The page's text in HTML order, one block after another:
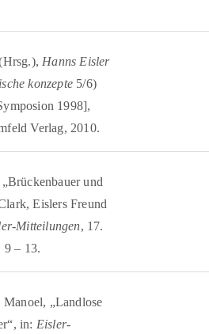
Hanns Eisler
konzepte 5/6)
1998],
Verlag, 2010.
und
Eislers Freund
Mitteilungen, 17.
9 – 13.
„Landlose
in: Eisler-